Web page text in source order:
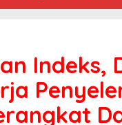
Indeks,